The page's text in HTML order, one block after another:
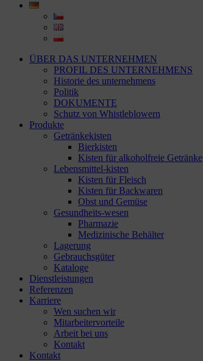
ÜBER DAS UNTERNEHMEN
PROFIL DES UNTERNEHMENS
Historie des unternehmens
Politik
DOKUMENTE
Schutz von Whistleblowern
Produkte
Getränkekisten
Bierkisten
Kisten für alkoholfreie Getränke
Lebensmittel-kisten
Kisten für Fleisch
Kisten für Backwaren
Obst und Gemüse
Gesundheits-wesen
Pharmazie
Medizinische Behälter
Lagerung
Gebrauchsgüter
Kataloge
Dienstleistungen
Referenzen
Karriere
Wen suchen wir
Mitarbeitervorteile
Arbeit bei uns
Kontakt
Kontakt